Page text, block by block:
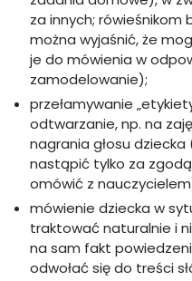
za innych; rówieśnikom
można wyjaśnić, że
je do mówienia w
zamodelowanie);
przełamywanie
odtwarzanie, np. na
nagrania głosu
nastąpić tylko za
omówić z
mówienie dziecka w
traktować naturalnie i
na sam fakt
odwołać się do treści